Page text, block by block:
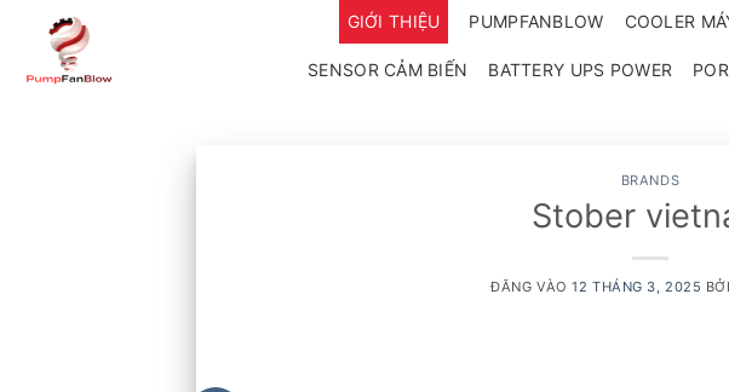
GIỚI THIỆU PUMPFANBLOW COOLER
SENSOR CẢM BIẾN BATTERY UPS POWER
BRANDS
Stober
ĐĂNG VÀO12 THÁNG 3, 2025 BỞI